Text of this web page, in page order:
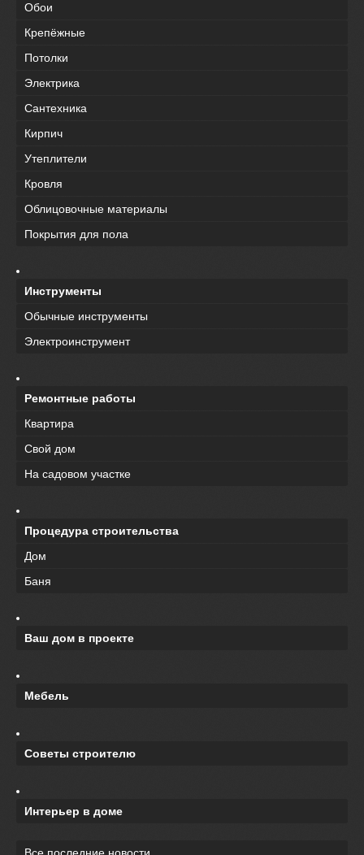
Обои
Крепёжные
Потолки
Электрика
Сантехника
Кирпич
Утеплители
Кровля
Облицовочные материалы
Покрытия для пола
Инструменты
Обычные инструменты
Электроинструмент
Ремонтные работы
Квартира
Свой дом
На садовом участке
Процедура строительства
Дом
Баня
Ваш дом в проекте
Мебель
Советы строителю
Интерьер в доме